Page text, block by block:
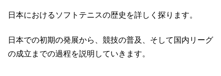
日本におけるソフトテニスの歴史を詳しく探ります。
日本での初期の発展から、競技の普及、そして国内リーグ
の成立までの過程を説明していきます。